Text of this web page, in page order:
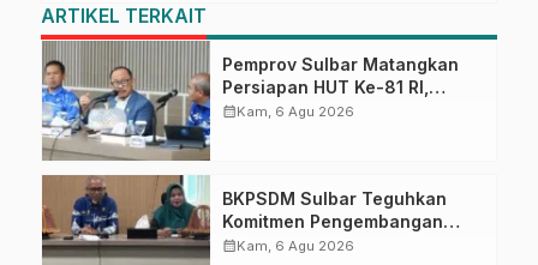
ARTIKEL TERKAIT
Pemprov Sulbar Matangkan
Persiapan HUT Ke-81 RI,
Puncak Upacara di Lapangan
calendar_monthKam, 6 Agu 2026
BKPSDM Sulbar Teguhkan
Komitmen Pengembangan
Kompetensi ASN melalui
calendar_monthKam, 6 Agu 2026